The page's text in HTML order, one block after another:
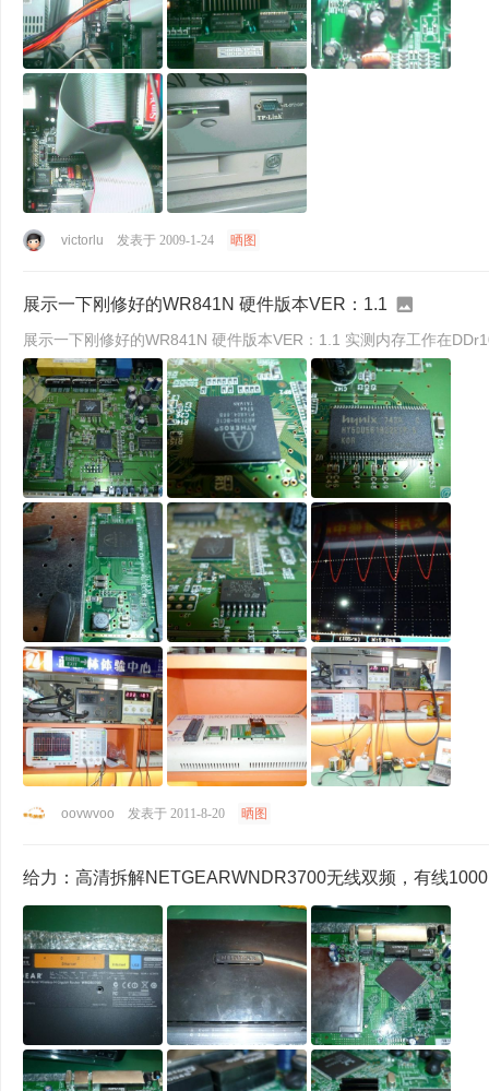
victorlu 发表于 2009-1-24 晒图
展示一下刚修好的WR841N 硬件版本VER：1.1
展示一下刚修好的WR841N 硬件版本VER：1.1
oovwvoo 发表于 2011-8-20 晒图
给力：高清拆解NETGEARWNDR3700无线双频，有线